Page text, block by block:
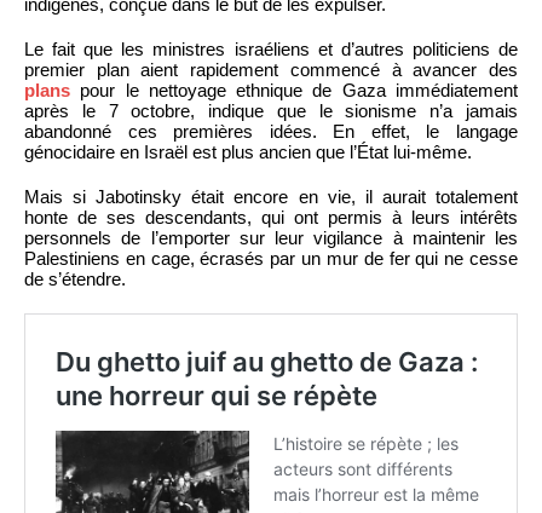
Le fait que les ministres israéliens et d’autres politiciens de
premier plan aient rapidement commencé à avancer des
plans pour le nettoyage ethnique de Gaza immédiatement
après le 7 octobre, indique que le sionisme n’a jamais
abandonné ces premières idées. En effet, le langage
génocidaire en Israël est plus ancien que l’État lui-même.
Mais si Jabotinsky était encore en vie, il aurait totalement
honte de ses descendants, qui ont permis à leurs intérêts
personnels de l’emporter sur leur vigilance à maintenir les
Palestiniens en cage, écrasés par un mur de fer qui ne cesse
de s’étendre.